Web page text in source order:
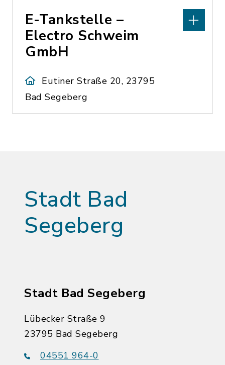
E-Tankstelle –
Electro Schweim
GmbH
Eutiner Straße 20, 23795
Bad Segeberg
Stadt Bad
Segeberg
Stadt Bad Segeberg
Lübecker Straße 9
23795 Bad Segeberg
04551 964-0